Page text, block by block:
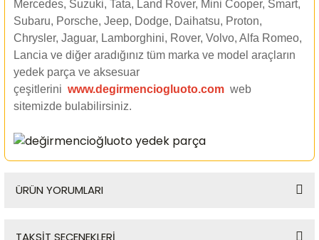
Mercedes, Suzuki, Tata, Land Rover, Mini Cooper, Smart,
Subaru, Porsche, Jeep, Dodge, Daihatsu, Proton,
Chrysler, Jaguar, Lamborghini, Rover, Volvo, Alfa Romeo,
Lancia ve diğer aradığınız tüm marka ve model araçların
yedek parça ve aksesuar
çeşitlerini www.degirmenciogluoto.com web
sitemizde bulabilirsiniz.
ÜRÜN YORUMLARI
TAKSİT SEÇENEKLERİ